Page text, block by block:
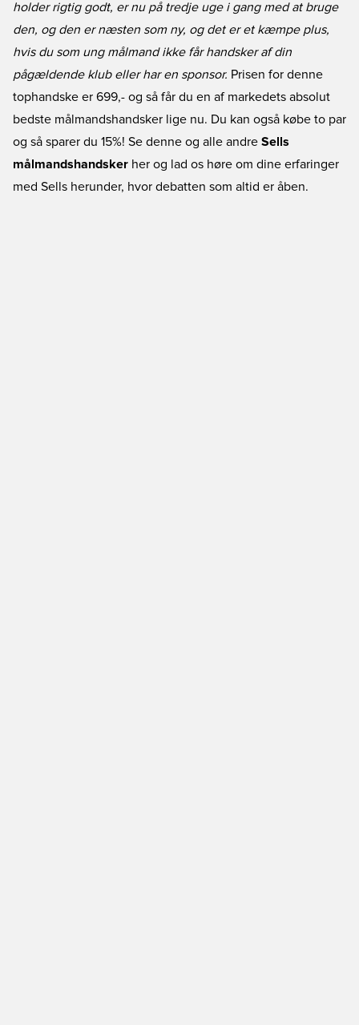
holder rigtig godt, er nu på tredje uge i gang med at bruge
den, og den er næsten som ny, og det er et kæmpe plus,
hvis du som ung målmand ikke får handsker af din
pågældende klub eller har en sponsor. Prisen for denne
tophandske er 699,- og så får du en af markedets absolut
bedste målmandshandsker lige nu. Du kan også købe to par
og så sparer du 15%! Se denne og alle andre Sells
målmandshandsker her og lad os høre om dine erfaringer
med Sells herunder, hvor debatten som altid er åben.